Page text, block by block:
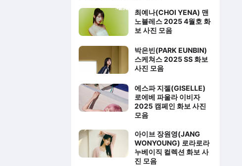
최예나(CHOI YENA) 맨
노블레스 2025 4월호 화
보 사진 모음
박은빈(PARK EUNBIN)
스케쳐스 2025 SS 화보
사진 모음
에스파 지젤(GISELLE)
로에베 파울라 이비자
2025 캠페인 화보 사진
모음
아이브 장원영(JANG
WONYOUNG) 로라로라
누베이직 컬렉션 화보 사
진 모음